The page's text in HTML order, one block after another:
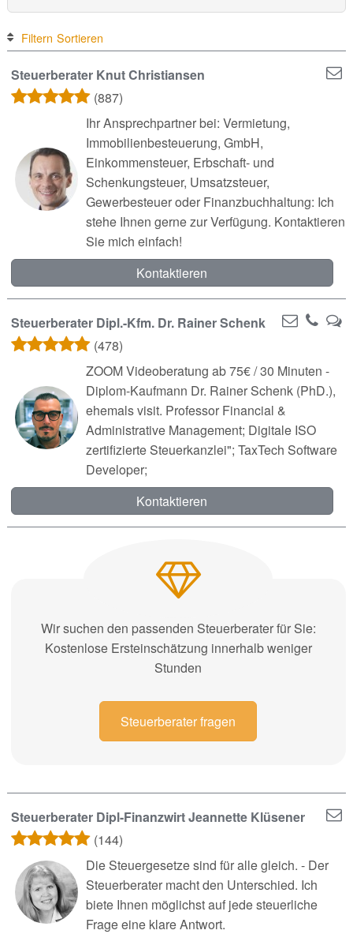
Filtern Sortieren
Steuerberater Knut Christiansen
(887)
Ihr Ansprechpartner bei: Vermietung,
Immobilienbesteuerung, GmbH,
Einkommensteuer, Erbschaft- und
Schenkungsteuer, Umsatzsteuer,
Gewerbesteuer oder Finanzbuchhaltung: Ich
stehe Ihnen gerne zur Verfügung. Kontaktieren
Sie mich einfach!
Kontaktieren
Steuerberater Dipl.-Kfm. Dr. Rainer Schenk
(478)
ZOOM Videoberatung ab 75€ / 30 Minuten -
Diplom-Kaufmann Dr. Rainer Schenk (PhD.),
ehemals visit. Professor Financial &
Administrative Management; Digitale ISO
zertifizierte Steuerkanzlei"; TaxTech Software
Developer;
Kontaktieren
Wir suchen den passenden Steuerberater für Sie:
Kostenlose Ersteinschätzung innerhalb weniger
Stunden
Steuerberater fragen
Steuerberater Dipl-Finanzwirt Jeannette Klüsener
(144)
Die Steuergesetze sind für alle gleich. - Der
Steuerberater macht den Unterschied. Ich
biete Ihnen möglichst auf jede steuerliche
Frage eine klare Antwort.